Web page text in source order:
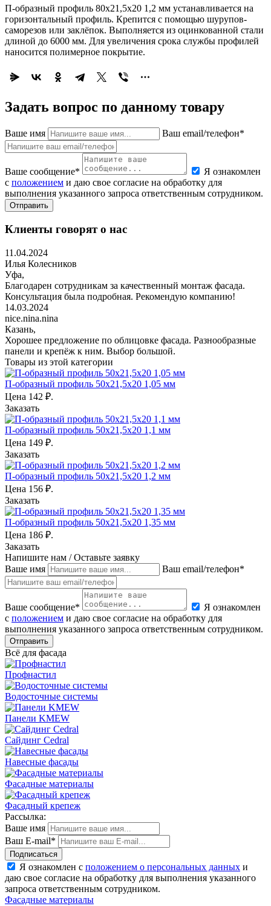
П-образный профиль 80х21,5х20 1,2 мм устанавливается на
горизонтальный профиль. Крепится с помощью шурупов-
саморезов или заклёпок. Выполняется из оцинкованной стали
длиной до 6000 мм. Для увеличения срока службы профилей
наносится полимерное покрытие.
Задать вопрос по данному товару
Ваше имя Ваш email/телефон*
Ваше сообщение*
Я ознакомлен
с положением и даю свое согласие на обработку для
выполнения указанного запроса ответственным сотрудником.
Отправить
Клиенты говорят о нас
11.04.2024
Илья Колесников
Уфа,
Благодарен сотрудникам за качественный монтаж фасада.
Консультация была подробная. Рекомендую компанию!
14.03.2024
nice.nina.nina
Казань,
Хорошее предложение по облицовке фасада. Разнообразные
панели и крепёж к ним. Выбор большой.
Товары из этой категории
П-образный профиль 50х21,5х20 1,05 мм
Цена 142 ₽.
Заказать
П-образный профиль 50х21,5х20 1,1 мм
Цена 149 ₽.
Заказать
П-образный профиль 50х21,5х20 1,2 мм
Цена 156 ₽.
Заказать
П-образный профиль 50х21,5х20 1,35 мм
Цена 186 ₽.
Заказать
Напишите нам / Оставьте заявку
Ваше имя
Ваш email/телефон*
Ваше сообщение*
Я ознакомлен
с положением и даю свое согласие на обработку для
выполнения указанного запроса ответственным сотрудником.
Отправить
Всё для фасада
Профнастил
Водосточные системы
Панели KMEW
Сайдинг Cedral
Навесные фасады
Фасадные материалы
Фасадный крепеж
Рассылка:
Ваше имя
Ваш E-mail*
Подписаться
Я ознакомлен с положением о персональных данных и
даю свое согласие на обработку для выполнения указанного
запроса ответственным сотрудником.
Фасадные материалы